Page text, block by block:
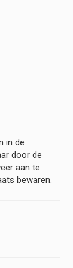
in de
door de
aan te
bewaren.